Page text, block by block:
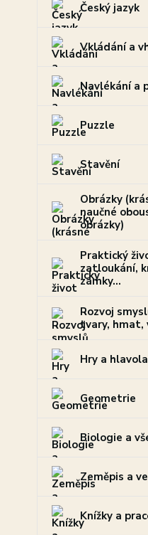
Český jazyk
Vkládání a
Navlékání a
Puzzle
Stavění
Obrázky
naučné
obrázky)
Praktický
zatloukání,
zámky...
Rozvoj
tvary, hmat,
Hry a
Geometrie
Biologie a
Zeměpis a
Knížky a